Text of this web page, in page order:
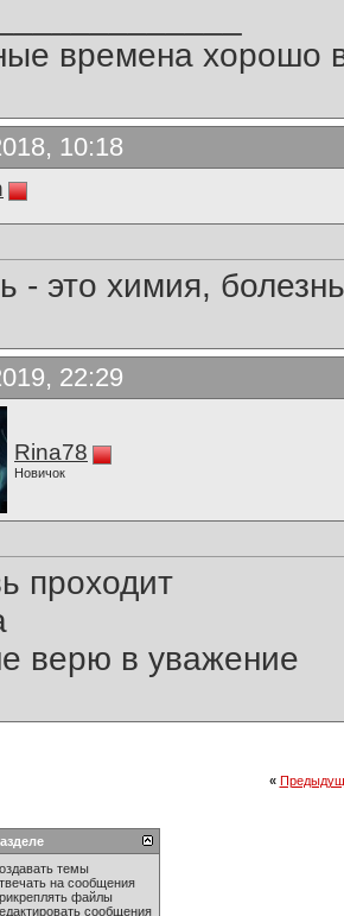
времена хорошо
10:18
- это химия,
22:29
Rina78
Новичок
проходит
верю в уважение
«
темы
на сообщения
файлы
сообщения